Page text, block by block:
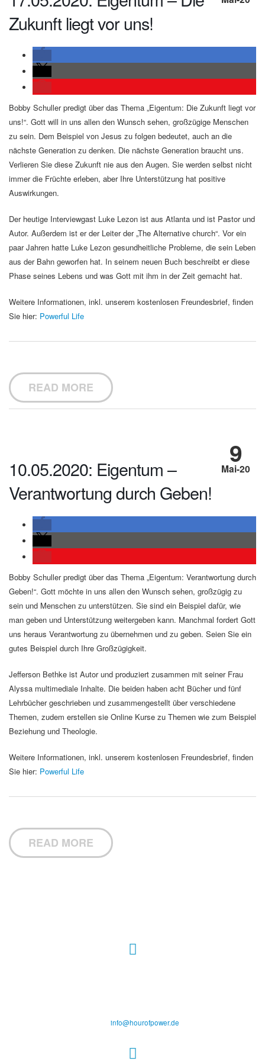
Zukunft liegt vor uns!
Bobby Schuller predigt über das Thema „Eigentum: Die Zukunft liegt vor
uns!“. Gott will in uns allen den Wunsch sehen, großzügige Menschen
zu sein. Dem Beispiel von Jesus zu folgen bedeutet, auch an die
nächste Generation zu denken. Die nächste Generation braucht uns.
Verlieren Sie diese Zukunft nie aus den Augen. Sie werden selbst nicht
immer die Früchte erleben, aber Ihre Unterstützung hat positive
Auswirkungen.
Der heutige Interviewgast Luke Lezon ist aus Atlanta und ist Pastor und
Autor. Außerdem ist er der Leiter der „The Alternative church“. Vor ein
paar Jahren hatte Luke Lezon gesundheitliche Probleme, die sein Leben
aus der Bahn geworfen hat. In seinem neuen Buch beschreibt er diese
Phase seines Lebens und was Gott mit ihm in der Zeit gemacht hat.
Weitere Informationen, inkl. unserem kostenlosen Freundesbrief, finden
Sie hier: Powerful Life
READ MORE
9
Mai-20
10.05.2020: Eigentum –
Verantwortung durch Geben!
Bobby Schuller predigt über das Thema „Eigentum: Verantwortung durch
Geben!“. Gott möchte in uns allen den Wunsch sehen, großzügig zu
sein und Menschen zu unterstützen. Sie sind ein Beispiel dafür, wie
man geben und Unterstützung weitergeben kann. Manchmal fordert Gott
uns heraus Verantwortung zu übernehmen und zu geben. Seien Sie ein
gutes Beispiel durch Ihre Großzügigkeit.
Jefferson Bethke ist Autor und produziert zusammen mit seiner Frau
Alyssa multimediale Inhalte. Die beiden haben acht Bücher und fünf
Lehrbücher geschrieben und zusammengestellt über verschiedene
Themen, zudem erstellen sie Online Kurse zu Themen wie zum Beispiel
Beziehung und Theologie.
Weitere Informationen, inkl. unserem kostenlosen Freundesbrief, finden
Sie hier: Powerful Life
READ MORE
info@hourofpower.de